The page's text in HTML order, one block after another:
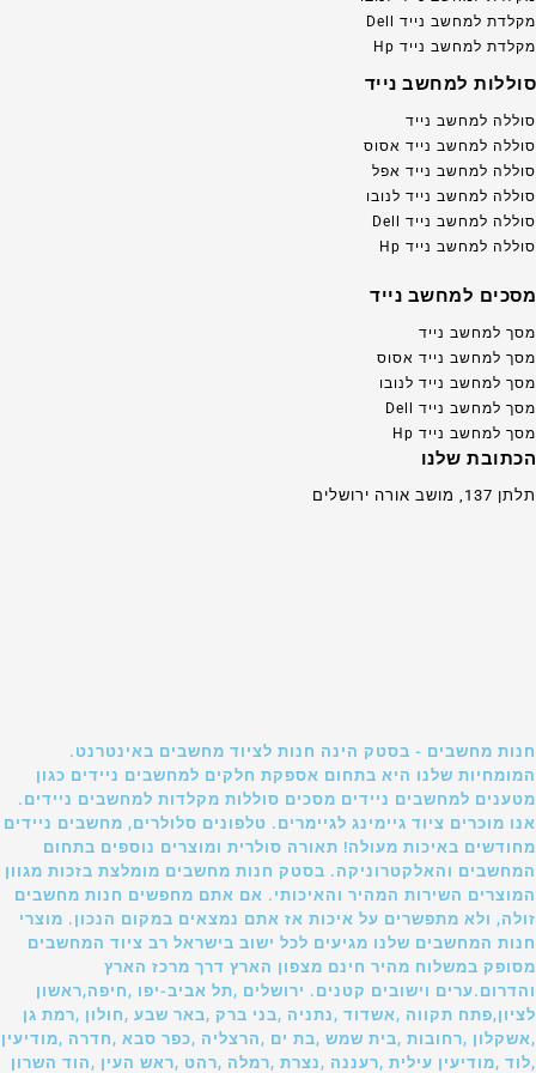
מקלדת למחשב נייד Dell
מקלדת למחשב נייד Hp
סוללות למחשב נייד
סוללה למחשב נייד
סוללה למחשב נייד אסוס
סוללה למחשב נייד אפל
סוללה למחשב נייד לנובו
סוללה למחשב נייד Dell
סוללה למחשב נייד Hp
מסכים למחשב נייד
מסך למחשב נייד
מסך למחשב נייד אסוס
מסך למחשב נייד לנובו
מסך למחשב נייד Dell
מסך למחשב נייד Hp
הכתובת שלנו
תלתן 137, מושב אורה ירושלים
חנות מחשבים - בסטק הינה חנות לציוד מחשבים באינטרנט.
המומחיות שלנו היא בתחום אספקת חלקים למחשבים ניידים כגון
מטענים למחשבים ניידים מסכים סוללות מקלדות למחשבים ניידים.
אנו מוכרים ציוד גיימינג לגיימרים. טלפונים סלולרים, מחשבים ניידים
מחודשים באיכות מעולה! תאורה סולרית ומוצרים נוספים בתחום
המחשבים והאלקטרוניקה. בסטק חנות מחשבים מומלצת בזכות מגוון
המוצרים השירות המהיר והאיכותי. אם אתם מחפשים חנות מחשבים
זולה, ולא מתפשרים על איכות אז אתם נמצאים במקום הנכון. מוצרי
חנות המחשבים שלנו מגיעים לכל ישוב בישראל רב ציוד המחשבים
מסופק במשלוח מהיר חינם מצפון הארץ דרך מרכז הארץ
והדרום.ערים וישובים קטנים. ירושלים ,תל אביב-יפו ,חיפה,ראשון
לציון,פתח תקווה ,אשדוד ,נתניה ,בני ברק ,באר שבע ,חולון ,רמת גן
,אשקלון ,רחובות ,בית שמש ,בת ים ,הרצליה ,כפר סבא ,חדרה ,מודיעין
,לוד ,מודיעין עילית ,רעננה ,נצרת ,רמלה ,רהט ,ראש העין ,הוד השרון